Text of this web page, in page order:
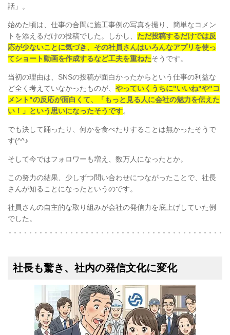
話」。
始めた頃は、仕事の合間に施工事例の写真を撮り、簡単なコメン
トを添えるだけの投稿でした。しかし、 ただ投稿するだけでは反
応が少ないことに気づき、その社員さんはいろんなアプリを使っ
てショート動画を作成するなど工夫を重ねたそうです。
当初の理由は、SNSの投稿が面白かったからという仕事の利益な
ど全く考えていなかったものが、 やっていくうちに"いいね"や"コ
メント"の反応が面白くて、「もっと見る人に会社の魅力を伝えた
い！」という思いになったそうです。
でも決して踊ったり、何かを食べたりすることは無かったそうで
す(^^♪
そして今ではフォロワーも増え、数万人になったとか。
この努力の結果、少しずつ問い合わせにつながったことで、社長
さんが知ることになったというのです。
社員さんの自主的な取り組みが会社の発信力を底上げしていた例
でした。
社長も驚き、社内の発信文化に変化